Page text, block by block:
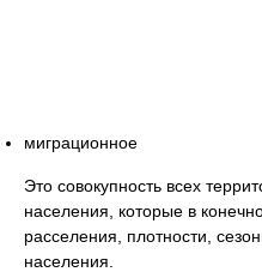
миграционное
Это совокупность всех
населения, которые в
расселения, плотности,
населения.